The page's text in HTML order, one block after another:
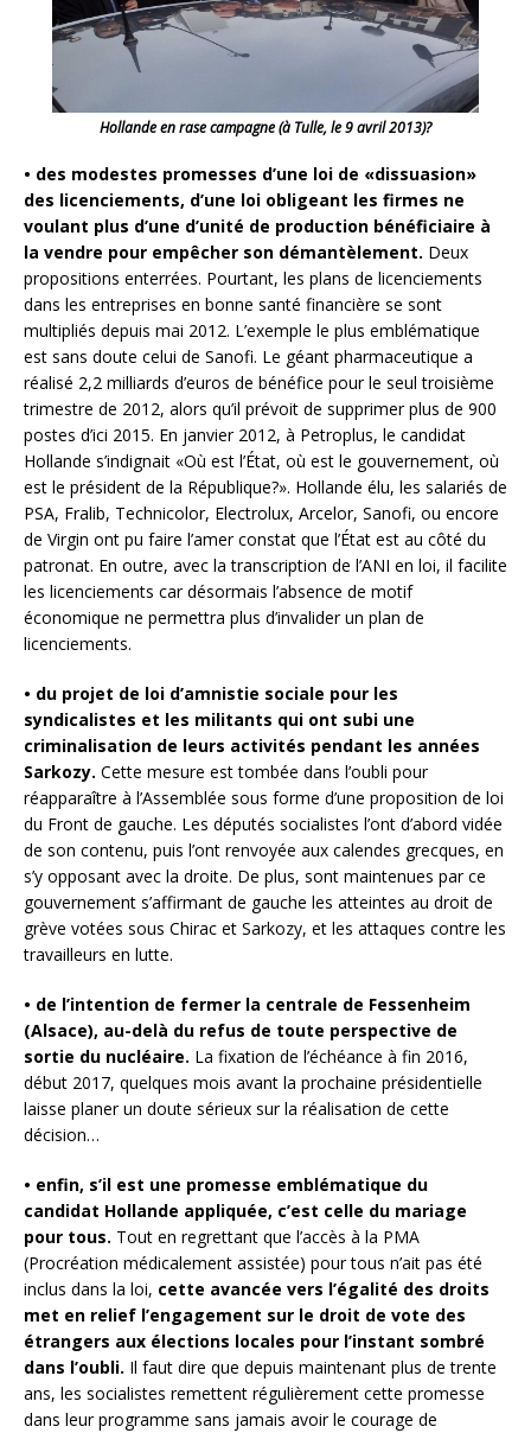
Hollande en rase campagne (à Tulle, le 9 avril 2013)?
• des modestes promesses d’une loi de «dissuasion»
des licenciements, d’une loi obligeant les firmes ne
voulant plus d’une d’unité de production bénéficiaire à
la vendre pour empêcher son démantèlement. Deux
propositions enterrées. Pourtant, les plans de licenciements
dans les entreprises en bonne santé financière se sont
multipliés depuis mai 2012. L’exemple le plus emblématique
est sans doute celui de Sanofi. Le géant pharmaceutique a
réalisé 2,2 milliards d’euros de bénéfice pour le seul troisième
trimestre de 2012, alors qu’il prévoit de supprimer plus de 900
postes d’ici 2015. En janvier 2012, à Petroplus, le candidat
Hollande s’indignait «Où est l’État, où est le gouvernement, où
est le président de la République?». Hollande élu, les salariés de
PSA, Fralib, Technicolor, Electrolux, Arcelor, Sanofi, ou encore
de Virgin ont pu faire l’amer constat que l’État est au côté du
patronat. En outre, avec la transcription de l’ANI en loi, il facilite
les licenciements car désormais l’absence de motif
économique ne permettra plus d’invalider un plan de
licenciements.
• du projet de loi d’amnistie sociale pour les
syndicalistes et les militants qui ont subi une
criminalisation de leurs activités pendant les années
Sarkozy. Cette mesure est tombée dans l’oubli pour
réapparaître à l’Assemblée sous forme d’une proposition de loi
du Front de gauche. Les députés socialistes l’ont d’abord vidée
de son contenu, puis l’ont renvoyée aux calendes grecques, en
s’y opposant avec la droite. De plus, sont maintenues par ce
gouvernement s’affirmant de gauche les atteintes au droit de
grève votées sous Chirac et Sarkozy, et les attaques contre les
travailleurs en lutte.
• de l’intention de fermer la centrale de Fessenheim
(Alsace), au-delà du refus de toute perspective de
sortie du nucléaire. La fixation de l’échéance à fin 2016,
début 2017, quelques mois avant la prochaine présidentielle
laisse planer un doute sérieux sur la réalisation de cette
décision…
• enfin, s’il est une promesse emblématique du
candidat Hollande appliquée, c’est celle du mariage
pour tous. Tout en regrettant que l’accès à la PMA
(Procréation médicalement assistée) pour tous n’ait pas été
inclus dans la loi, cette avancée vers l’égalité des droits
met en relief l’engagement sur le droit de vote des
étrangers aux élections locales pour l’instant sombré
dans l’oubli. Il faut dire que depuis maintenant plus de trente
ans, les socialistes remettent régulièrement cette promesse
dans leur programme sans jamais avoir le courage de